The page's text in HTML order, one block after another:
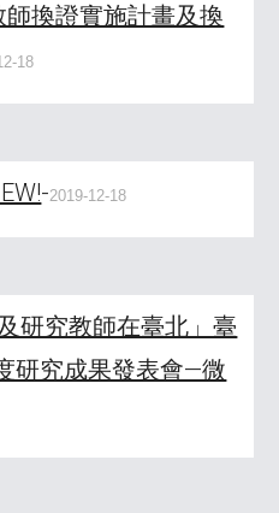
換證實施計畫及換
18
-2019-12-18
研究教師在臺北」臺
研究成果發表會—微